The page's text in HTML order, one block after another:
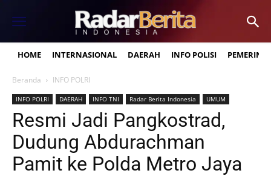
HOME INTERNASIONAL DAERAH INFO POLISI
Beranda INFO POLRI
INFO POLRI DAERAH INFO TNI Radar Berita Indonesia UMUM
Resmi Jadi Pangkostrad,
Dudung Abdurachman
Pamit ke Polda Metro Jaya